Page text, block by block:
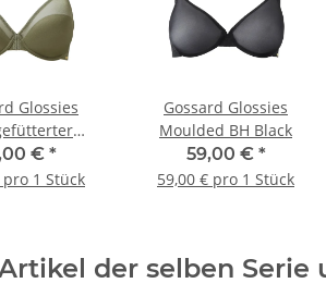
Glossies
BH Sage
€ *
pro 1 Stück
Gossard Glossies
Moulded BH Black
59,00 € *
59,00 € pro 1 Stück
der selben Serie